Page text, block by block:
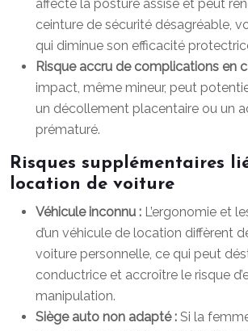
affecte la posture assise et peut
ceinture de sécurité désagréable,
qui diminue son efficacité
Risque accru de complications en
impact, même mineur, peut
un décollement placentaire ou un
prématuré.
Risques supplémentaires
location de voiture
Véhicule inconnu : L’ergonomie et
d’un véhicule de location diffèrent
voiture personnelle, ce qui peut
conductrice et accroître le risque
manipulation.
Siège auto non adapté : Si la